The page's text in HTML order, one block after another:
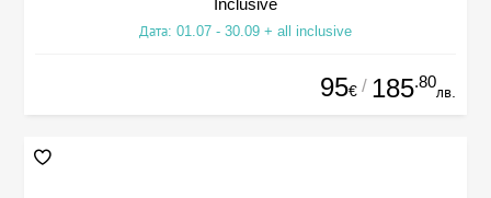
Inclusive
Дата: 01.07 - 30.09 + all inclusive
95€ / 185.80
лв.